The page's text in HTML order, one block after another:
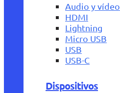
Audio y vídeo
HDMI
Lightning
Micro USB
USB
USB-C
Dispositivos